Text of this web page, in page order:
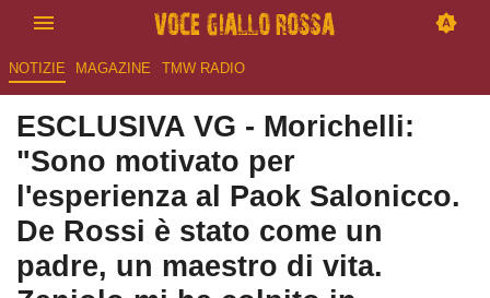
NOTIZIE MAGAZINE TMW RADIO
ESCLUSIVA VG - Morichelli:
"Sono motivato per
l'esperienza al Paok Salonicco.
De Rossi è stato come un
padre, un maestro di vita.